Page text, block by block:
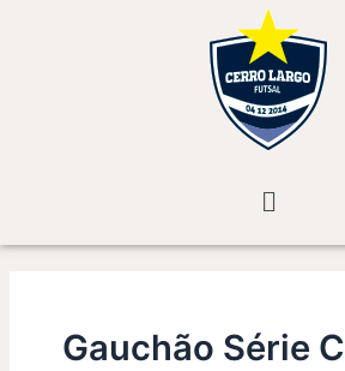
Menu
Gauchão Série C